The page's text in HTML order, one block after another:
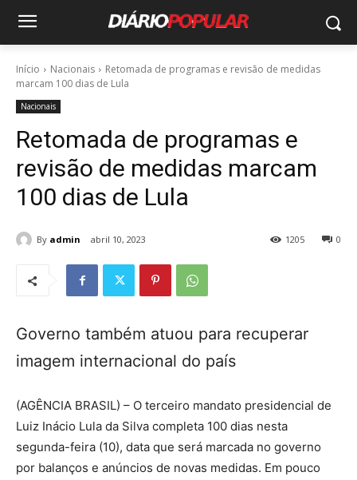
Início Nacionais
Retomada de programas e revisão de medidas
marcam 100 dias de Lula
Nacionais
Retomada de programas e
revisão de medidas marcam
100 dias de Lula
By admin abril 10, 2023 0
1205
Governo também atuou para recuperar
imagem internacional do país
(AGÊNCIA BRASIL) – O terceiro mandato presidencial de
Luiz Inácio Lula da Silva completa 100 dias nesta
segunda-feira (10), data que será marcada no governo
por balanços e anúncios de novas medidas. Em pouco